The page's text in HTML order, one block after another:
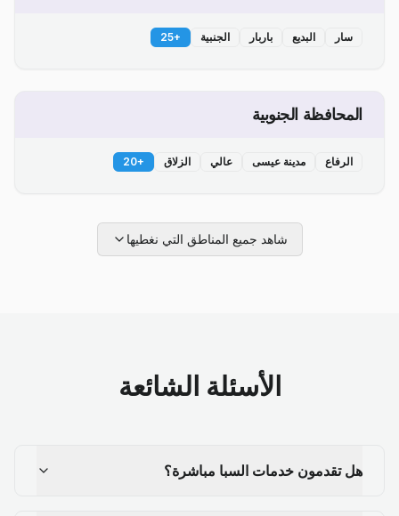
سار البديع باربار الجنبية +
25
المحافظة الجنوبية
الرفاع مدينة عيسى عالي الزلاق +
20
شاهد جميع المناطق التي نغطيها
الأسئلة الشائعة
هل تقدمون خدمات السبا مباشرة؟